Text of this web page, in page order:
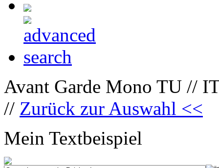
Avant Garde Mono TU //
// Zurück zur Auswahl <<
Mein Textbeispiel